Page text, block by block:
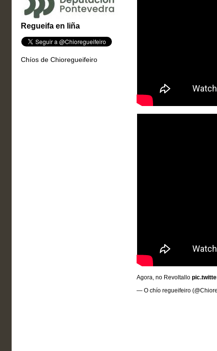
Regueifa en liña
Chíos de Chioregueifeiro
Agora, no Revoltallo
— O chío regueifeiro